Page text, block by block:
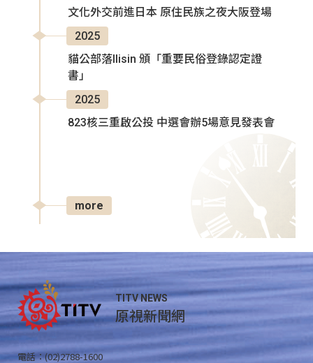
文化外交前進日本 原住民族之夜大阪登場
2025
貓公部落Ilisin 頒「重要民俗登錄認定證
書」
2025
823核三重啟公投 中選會辦5場意見發表會
more
TITV NEWS
原視新聞網
電話：(02)2788-1600